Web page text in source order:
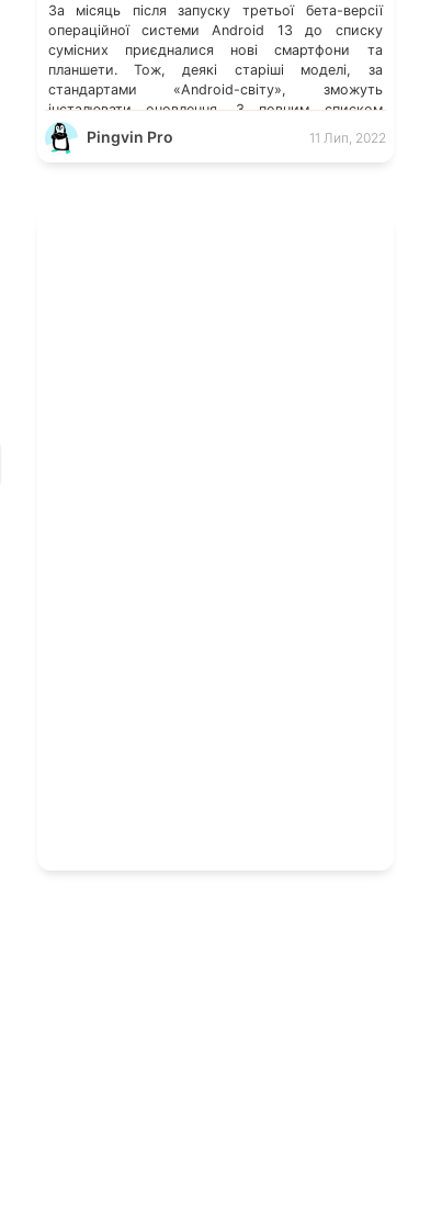
За місяць після запуску третьої бета-версії
операційної системи Android 13 до списку
сумісних приєдналися нові смартфони та
планшети. Тож, деякі старіші моделі, за
стандартами «Android-світу», зможуть
інсталювати оновлення. З повним списком
можна ознайомитися в цій статті. До запуску
стабільної версії Android 13 залишилося два
Pingvin Pro 11 Лип, 2022